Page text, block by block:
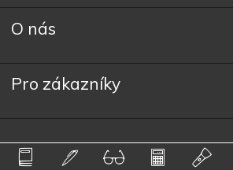
O nás
Pro zákazníky